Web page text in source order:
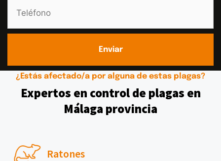
¿Estás afectado/a por alguna de estas plagas?
Expertos en control de plagas en
Málaga provincia
Ratones